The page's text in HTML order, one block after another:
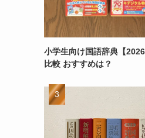
小学生向け国語辞典【
比較 おすすめは？